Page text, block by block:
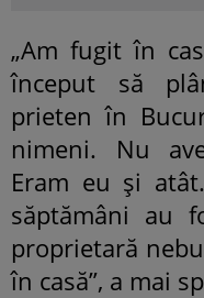
„Am fugit în
început să
prieten în
nimeni. Nu
Eram eu și
săptămâni au
proprietară
în casă”, a mai